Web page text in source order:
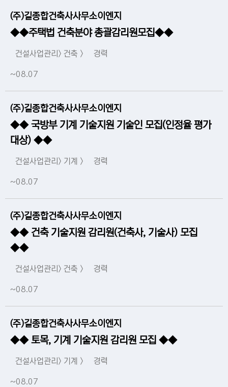
(주)길종합건축사사무소이엔지
◆◆주택법 건축분야 총괄감리원모집◆◆
건설사업관리> 건축 > 경력
~08.07
(주)길종합건축사사무소이엔지
◆◆ 국방부 기계 기술지원 기술인 모집(인정율 평가
대상) ◆◆
건설사업관리> 기계 > 경력
~08.07
(주)길종합건축사사무소이엔지
◆◆ 건축 기술지원 감리원(건축사, 기술사) 모집
◆◆
건설사업관리> 건축 > 경력
~08.07
(주)길종합건축사사무소이엔지
◆◆ 토목, 기계 기술지원 감리원 모집 ◆◆
건설사업관리> 기계 > 경력
~08.07